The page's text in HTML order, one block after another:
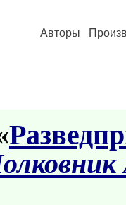
Авторы